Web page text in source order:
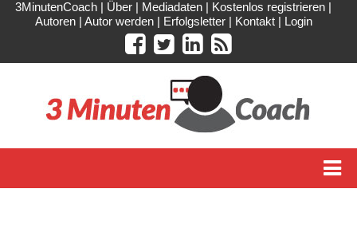
3MinutenCoach | Über | Mediadaten | Kostenlos registrieren |
Autoren| Autor werden| Erfolgsletter| Kontakt| Login